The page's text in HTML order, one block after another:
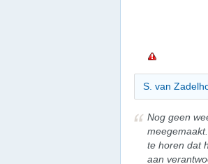
S. van
Nog geen
te horen dat
aan